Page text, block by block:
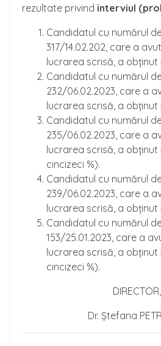
rezultate privind interviul
Candidatul cu numărul
317/14.02.202, care a
lucrarea scrisă, a
Candidatul cu numărul
232/06.02.2023, care a
lucrarea scrisă, a
Candidatul cu numărul
235/06.02.2023, care a
lucrarea scrisă, a
cincizeci %).
Candidatul cu numărul
239/06.02.2023, care a
lucrarea scrisă, a
Candidatul cu numărul
153/25.01.2023, care a
lucrarea scrisă, a
cincizeci %).
DIRECTOR,
Dr. Ștefana